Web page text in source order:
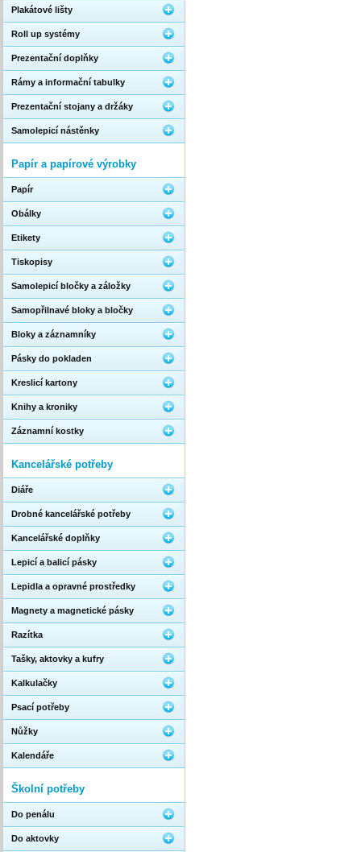
Plakátové lišty
Roll up systémy
Prezentační doplňky
Rámy a informační tabulky
Prezentační stojany a držáky
Samolepicí nástěnky
Papír a papírové výrobky
Papír
Obálky
Etikety
Tiskopisy
Samolepicí bločky a záložky
Samopřilnavé bloky a bločky
Bloky a záznamníky
Pásky do pokladen
Kreslicí kartony
Knihy a kroniky
Záznamní kostky
Kancelářské potřeby
Diáře
Drobné kancelářské potřeby
Kancelářské doplňky
Lepicí a balicí pásky
Lepidla a opravné prostředky
Magnety a magnetické pásky
Razítka
Tašky, aktovky a kufry
Kalkulačky
Psací potřeby
Nůžky
Kalendáře
Školní potřeby
Do penálu
Do aktovky